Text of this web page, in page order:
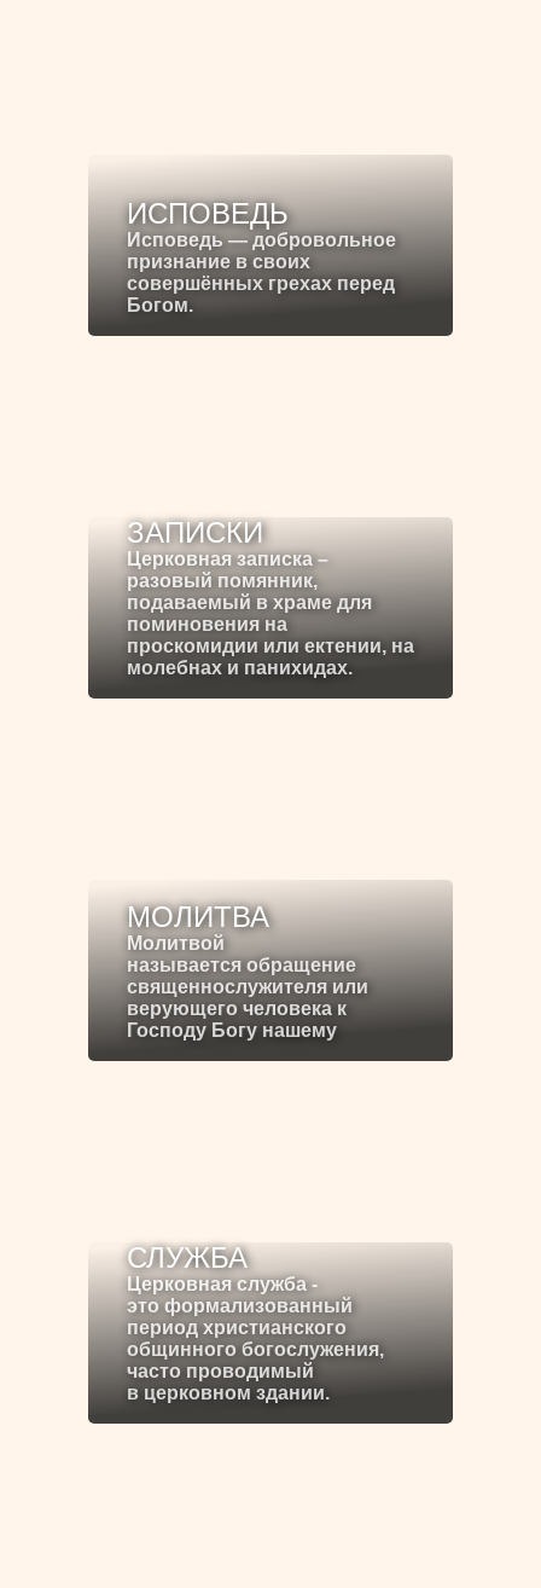
ИСПОВЕДЬ
Исповедь — добровольное
признание в своих
совершённых грехах перед
Богом.
ЗАПИСКИ
Церковная записка –
разовый помянник,
подаваемый в храме для
поминовения на
проскомидии или ектении, на
молебнах и панихидах.
МОЛИТВА
Молитвой
называется обращение
священнослужителя или
верующего человека к
Господу Богу нашему
СЛУЖБА
Церковная служба -
это формализованный
период христианского
общинного богослужения,
часто проводимый
в церковном здании.